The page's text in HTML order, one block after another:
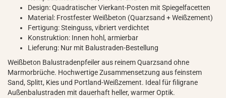
Design: Quadratischer Vierkant-Posten mit Spiegelfacetten
Material: Frostfester Weißbeton (Quarzsand + Weißzement)
Fertigung: Steinguss, vibriert verdichtet
Konstruktion: Innen hohl, armierbar
Lieferung: Nur mit Balustraden-Bestellung
Weißbeton Balustradenpfeiler aus reinem Quarzsand ohne
Marmorbrüche. Hochwertige Zusammensetzung aus feinstem
Sand, Splitt, Kies und Portland-Weißzement. Ideal für filigrane
Außenbalustraden mit dauerhaft heller, warmer Optik.